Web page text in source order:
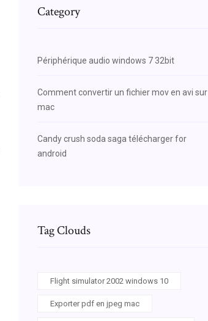
Category
Périphérique audio windows 7 32bit
Comment convertir un fichier mov en avi sur
mac
Candy crush soda saga télécharger for
android
Tag Clouds
Flight simulator 2002 windows 10
Exporter pdf en jpeg mac